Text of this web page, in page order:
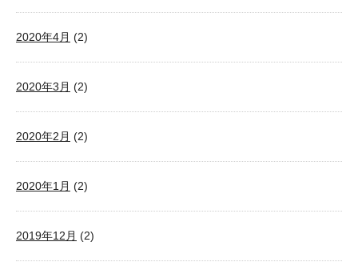
2020年4月 (2)
2020年3月 (2)
2020年2月 (2)
2020年1月 (2)
2019年12月 (2)